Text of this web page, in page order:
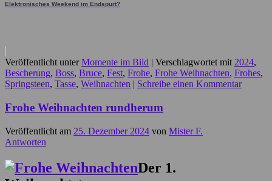
Elektronisches Weekend im Endspurt?
Veröffentlicht unter Momente im Bild | Verschlagwortet mit 2024,
Bescherung, Boss, Bruce, Fest, Frohe, Frohe Weihnachten, Frohes,
Springsteen, Tasse, Weihnachten | Schreibe einen Kommentar
Frohe Weihnachten rundherum
Veröffentlicht am 25. Dezember 2024 von Mister F.
Antworten
Der 1.